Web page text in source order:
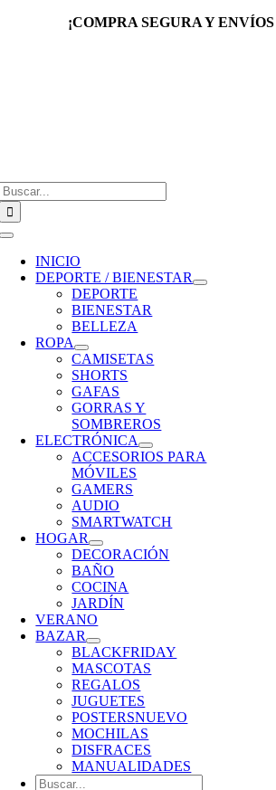
¡COMPRA SEGURA Y
Toggle
Navigation
INICIO
DEPORTE / BIENESTAR
DEPORTE
BIENESTAR
BELLEZA
ROPA
CAMISETAS
SHORTS
GAFAS
GORRAS Y
SOMBREROS
ELECTRÓNICA
ACCESORIOS PARA
MÓVILES
GAMERS
AUDIO
SMARTWATCH
HOGAR
DECORACIÓN
BAÑO
COCINA
JARDÍN
VERANO
BAZAR
BLACKFRIDAY
MASCOTAS
REGALOS
JUGUETES
POSTERSNUEVO
MOCHILAS
DISFRACES
MANUALIDADES
Buscar: